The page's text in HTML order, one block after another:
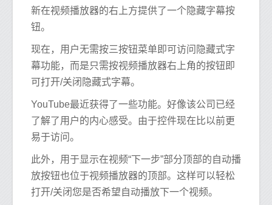
新在视频播放器的右上方提供了一个隐藏字幕按
钮。
现在，用户无需按三按钮菜单即可访问隐藏式字
幕功能，而是只需按视频播放器右上角的按钮即
可打开/关闭隐藏式字幕。
YouTube最近获得了一些功能。好像该公司已经
了解了用户的内心感受。由于控件现在比以前更
易于访问。
此外，用于显示在视频“下一步”部分顶部的自动播
放按钮也位于视频播放器的顶部。这样可以轻松
打开/关闭您是否希望自动播放下一个视频。